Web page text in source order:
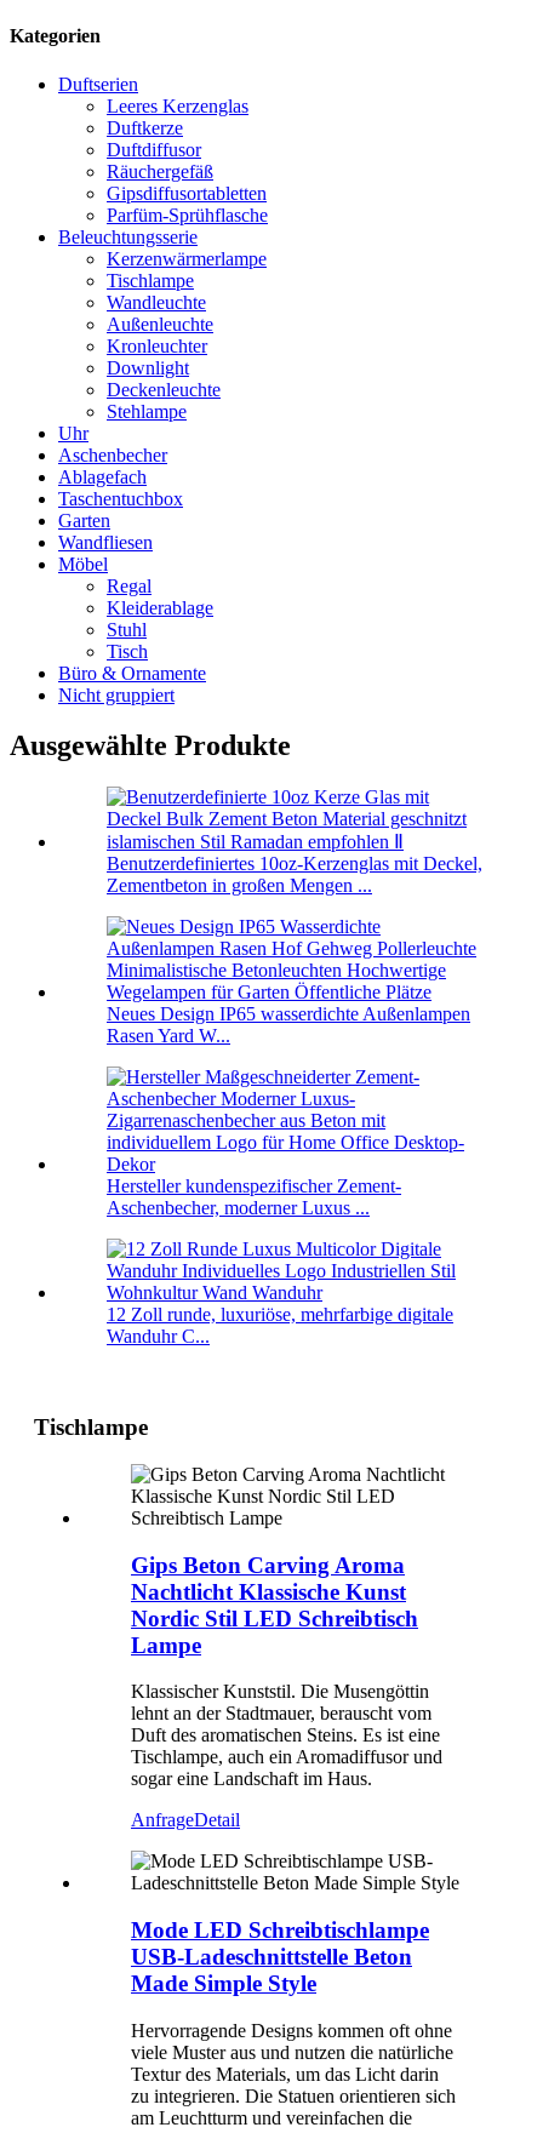
Kategorien
Duftserien
Leeres Kerzenglas
Duftkerze
Duftdiffusor
Räuchergefäß
Gipsdiffusortabletten
Parfüm-Sprühflasche
Beleuchtungsserie
Kerzenwärmerlampe
Tischlampe
Wandleuchte
Außenleuchte
Kronleuchter
Downlight
Deckenleuchte
Stehlampe
Uhr
Aschenbecher
Ablagefach
Taschentuchbox
Garten
Wandfliesen
Möbel
Regal
Kleiderablage
Stuhl
Tisch
Büro & Ornamente
Nicht gruppiert
Ausgewählte Produkte
Benutzerdefiniertes 10oz-Kerzenglas mit Deckel,
Zementbeton in großen Mengen ...
Neues Design IP65 wasserdichte Außenlampen
Rasen Yard W...
Hersteller kundenspezifischer Zement-
Aschenbecher, moderner Luxus ...
12 Zoll runde, luxuriöse, mehrfarbige digitale
Wanduhr C...
Tischlampe
Gips Beton Carving Aroma
Nachtlicht Klassische Kunst
Nordic Stil LED Schreibtisch
Lampe
Klassischer Kunststil. Die Musengöttin
lehnt an der Stadtmauer, berauscht vom
Duft des aromatischen Steins. Es ist eine
Tischlampe, auch ein Aromadiffusor und
sogar eine Landschaft im Haus.
AnfrageDetail
Mode LED Schreibtischlampe
USB-Ladeschnittstelle Beton
Made Simple Style
Hervorragende Designs kommen oft ohne
viele Muster aus und nutzen die natürliche
Textur des Materials, um das Licht darin
zu integrieren. Die Statuen orientieren sich
am Leuchtturm und vereinfachen die